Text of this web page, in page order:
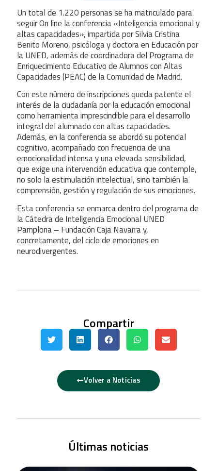
Un total de 1.220 personas se ha matriculado para
seguir On line la conferencia «Inteligencia emocional y
altas capacidades», impartida porSilvia Cristina
Benito Moreno, psicóloga y doctora en Educación por
la UNED, además de coordinadora del Programa de
Enriquecimiento Educativo de Alumnos con Altas
Capacidades (PEAC) de la Comunidad de Madrid.
Con este número de inscripciones queda patente el
interés de la ciudadanía por la educación emocional
como herramienta imprescindible para el desarrollo
integral del alumnado con altas capacidades.
Además, en la conferencia se abordó su potencial
cognitivo, acompañado con frecuencia de una
emocionalidad intensa y una elevada sensibilidad,
que exige una intervención educativa que contemple,
no solo la estimulación intelectual, sino también la
comprensión, gestión y regulación de sus emociones.
Esta conferencia se enmarca dentro del programa de
la Cátedra de Inteligencia Emocional UNED
Pamplona – Fundación Caja Navarra y,
concretamente, del ciclo de emociones en
neurodivergentes.
Compartir
Volver a Noticias
Últimas noticias